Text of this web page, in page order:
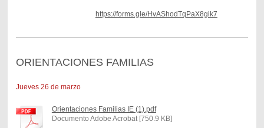
https://forms.gle/HvAShodTqPaX8gik7
ORIENTACIONES FAMILIAS
Jueves 26 de marzo
Orientaciones Familias IE (1).pdf
Documento Adobe Acrobat [750.9 KB]